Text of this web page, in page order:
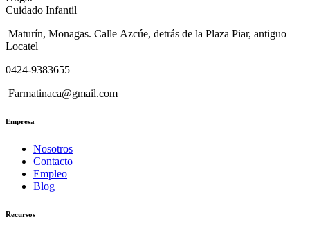
Cuidado Infantil
Maturín, Monagas. Calle Azcúe, detrás de la Plaza Piar, antiguo
Locatel
0424-9383655
Farmatinaca@gmail.com
Empresa
Nosotros
Contacto
Empleo
Blog
Recursos